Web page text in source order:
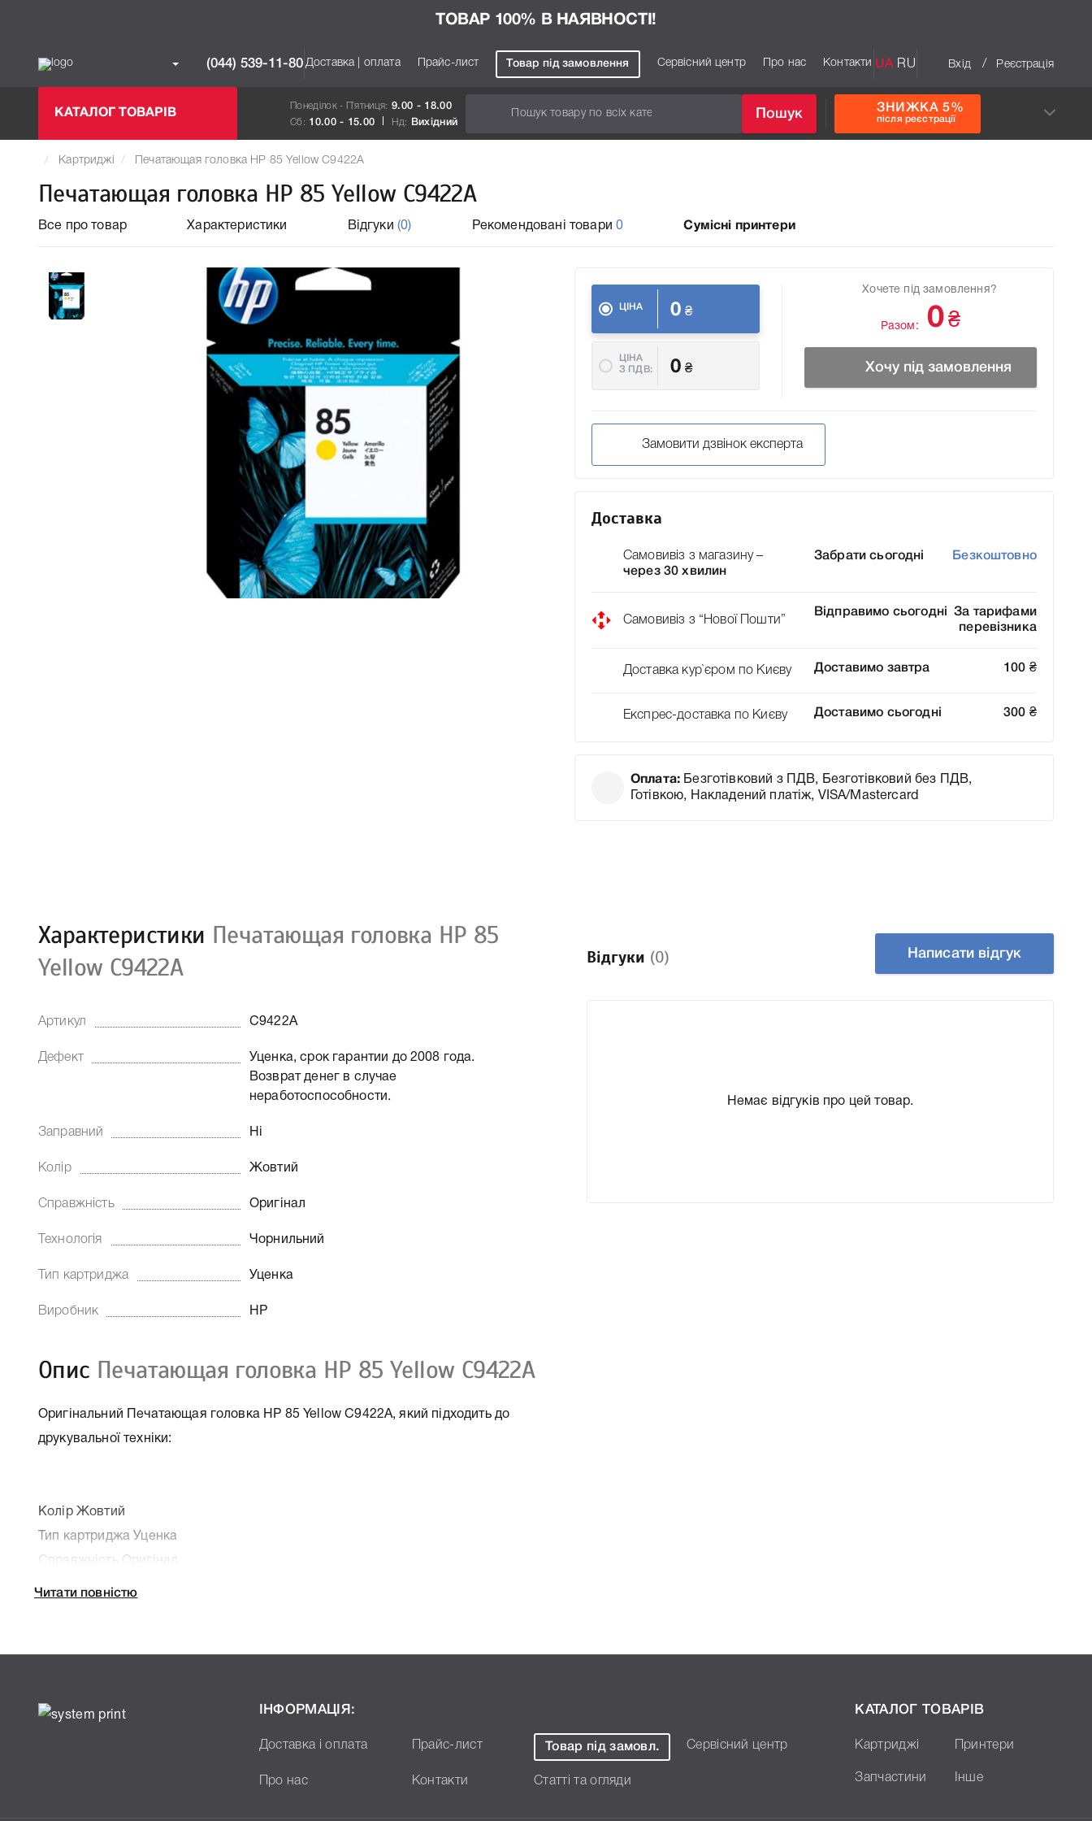
ТОВАР 100% В НАЯВНОСТІ!
(044) 539-11-80 Доставка | оплата Прайс-лист Товар під замовлення Сервісний центр Про нас Контакти UA RU Вхід / Реєстрація
КАТАЛОГ ТОВАРІВ
Понеділок - П`ятниця: 9.00 - 18.00
Сб: 10.00 - 15.00 Нд: Вихідний
Пошук ЗНИЖКА 5%
після реєстрації
Картриджі Печатающая головка HP 85 Yellow C9422A
Печатающая головка HP 85 Yellow C9422A
Все про товар Характеристики Відгуки (0) Рекомендовані товари 0 Сумісні принтери
ЦІНА 0 ₴
ЦІНА
З ПДВ:
0 ₴
Хочете під замовлення?
Разом: 0 ₴
Хочу під замовлення
Замовити дзвінок експерта
Доставка
Самовивіз з магазину –
через 30 хвилин
Забрати сьогодні Безкоштовно
Самовивіз з “Нової Пошти”
Відправимо сьогодні
За тарифами
перевізника
Доставка кур`єром по Києву Доставимо завтра 100 ₴
Експрес-доставка по Києву Доставимо сьогодні 300 ₴
Оплата: Безготівковий з ПДВ, Безготівковий без ПДВ,
Готівкою, Накладений платіж, VISA/Mastercard
Характеристики Печатающая головка HP 85
Yellow C9422A
Артикул C9422A
Дефект
Уценка, срок гарантии до 2008 года.
Возврат денег в случае
неработоспособности.
Заправний Ні
Колір Жовтий
Справжність Оригінал
Технологія Чорнильний
Тип картриджа Уценка
Виробник HP
Опис Печатающая головка HP 85 Yellow C9422A
Оригінальний Печатающая головка HP 85 Yellow C9422A, який підходить до
друкувальної техніки:
Колір Жовтий
Тип картриджа Уценка
Справжність Оригінал
Артикул C9422A
неработоспособности.
головка HP 85 Yellow C9422A, що дозволить Вам легко підтвердити правильність
Читати повністю
Відгуки (0) Написати відгук
Немає відгуків про цей товар.
ІНФОРМАЦІЯ:
Доставка і оплата Прайс-лист Товар під замовл. Сервісний центр
Про нас Контакти Статті та огляди
КАТАЛОГ ТОВАРІВ
Картриджі Принтери
Запчастини Інше